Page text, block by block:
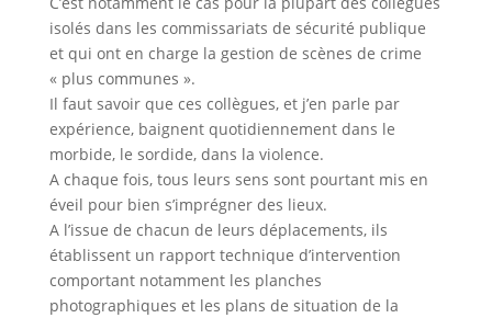
isolés dans les commissariats de sécurité publique
et qui ont en charge la gestion de scènes de crime
« plus communes ».
Il faut savoir que ces collègues, et j’en parle par
expérience, baignent quotidiennement dans le
morbide, le sordide, dans la violence.
A chaque fois, tous leurs sens sont pourtant mis en
éveil pour bien s’imprégner des lieux.
A l’issue de chacun de leurs déplacements, ils
établissent un rapport technique d’intervention
comportant notamment les planches
photographiques et les plans de situation de la